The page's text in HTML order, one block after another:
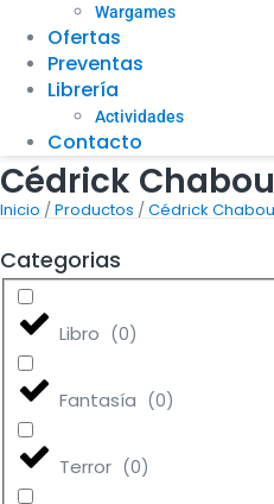
Wargames
Ofertas
Preventas
Librería
Actividades
Contacto
Cédrick
Inicio /Productos /Cédrick
Categorias
Libro (0)
Fantasía (0)
Terror (0)